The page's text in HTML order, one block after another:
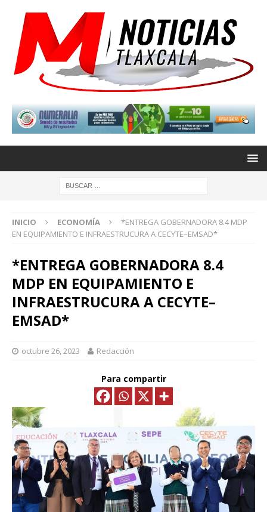
INICIO ECONOMÍA
*ENTREGA GOBERNADORA 8.4 MDP
EN EQUIPAMIENTO E INFRAESTRUCURA A CECYTE–EMSAD*
*ENTREGA GOBERNADORA 8.4
MDP EN EQUIPAMIENTO E
INFRAESTRUCURA A CECYTE–
EMSAD*
octubre 26, 2023 Redacción
Para compartir